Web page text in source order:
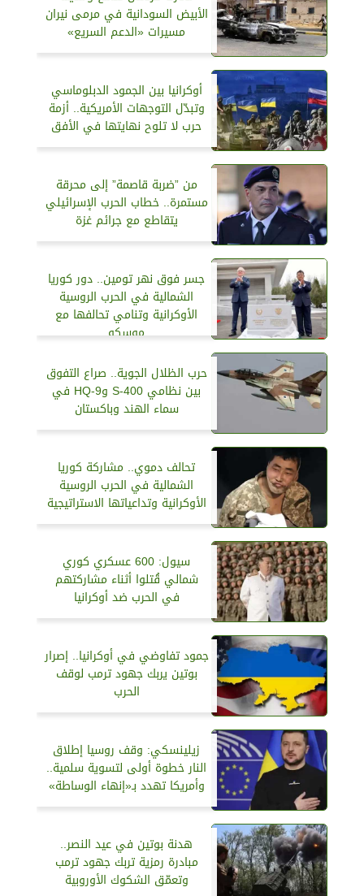
الأبيض السودانية في مرمى نيران
مسيرات «الدعم السريع»
أوكرانيا بين الجمود الدبلوماسي
وتبدّل التوجهات الأمريكية.. أزمة
حرب لا تلوح نهايتها في الأفق
من ”ضربة قاصمة” إلى محرقة
مستمرة.. خطاب الحرب الإسرائيلي
يتقاطع مع جرائم غزة
جسر فوق نهر تومين.. دور كوريا
الشمالية في الحرب الروسية
الأوكرانية وتنامي تحالفها مع
موسكو
حرب الظلال الجوية.. صراع التفوق
بين نظامي S-400 وHQ-9 في
سماء الهند وباكستان
تحالف دموي.. مشاركة كوريا
الشمالية في الحرب الروسية
الأوكرانية وتداعياتها الاستراتيجية
سيول: 600 عسكري كوري
شمالي قُتلوا أثناء مشاركتهم
في الحرب ضد أوكرانيا
جمود تفاوضي في أوكرانيا.. إصرار
بوتين يربك جهود ترمب لوقف
الحرب
زيلينسكي: وقف روسيا إطلاق
النار خطوة أولى لتسوية سلمية..
وأمريكا تهدد بـ«إنهاء الوساطة»
هدنة بوتين في عيد النصر..
مبادرة رمزية تربك جهود ترمب
وتعمّق الشكوك الأوروبية